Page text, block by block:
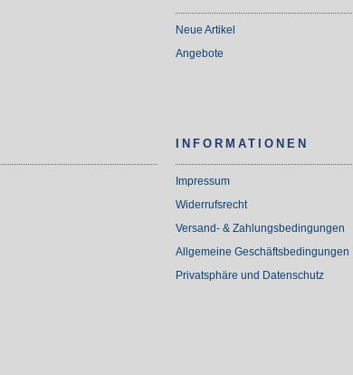
Neue Artikel
Angebote
INFORMATIONEN
Impressum
Widerrufsrecht
Versand- & Zahlungsbedingungen
Allgemeine Geschäftsbedingungen
Privatsphäre und Datenschutz